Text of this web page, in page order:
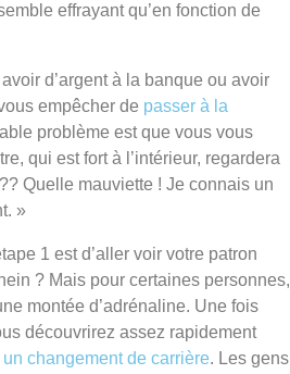
effrayant qu’en fonction de
d’argent à la banque ou avoir
empêcher de passer à la
problème est que vous vous
qui est fort à l’intérieur, regardera
Quelle mauviette ! Je connais un
»
1 est d’aller voir votre patron
? Mais pour certaines personnes,
montée d’adrénaline. Une fois
découvrirez assez rapidement
un changement de carrière. Les gens